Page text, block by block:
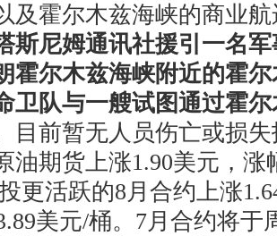
及霍尔木兹海峡的商业
斯尼姆通讯社援引一名
霍尔木兹海峡附近的霍
卫队与一艘试图通过霍
目前暂无人员伤亡或损
期货上涨1.90美元，涨
更活跃的8月合约上涨
美元/桶。7月合约将于